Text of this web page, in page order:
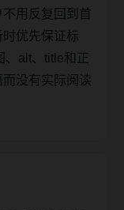
用反复回到首
优先保证标
、alt、title和正
没有实际阅读